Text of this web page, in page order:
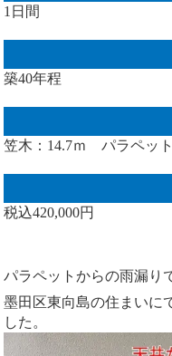
1日間
築40年程
笠木：14.7ｍ パラペッ
税込420,000円
パラペットからの雨漏り
墨田区東向島の住まいに
した。